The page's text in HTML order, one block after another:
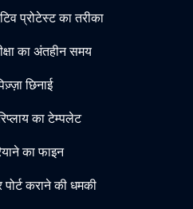
प्रोटेस्ट का तरीका
का अंतहीन समय
छिनाई
का टेम्पलेट
का फाइन
कराने की धमकी